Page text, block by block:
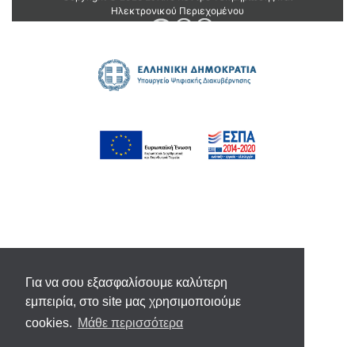
Για να σου εξασφαλίσουμε καλύτερη
εμπειρία, στο site μας χρησιμοποιούμε
cookies. Μάθε περισσότερα